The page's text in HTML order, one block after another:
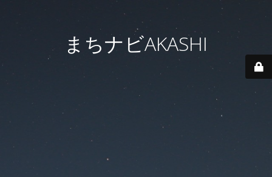
まちナビAKASHI